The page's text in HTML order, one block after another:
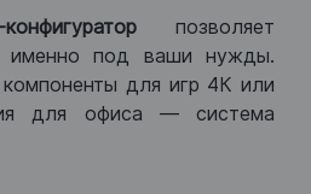
позволяет
именно под ваши нужды.
для игр 4К или
для офиса — система